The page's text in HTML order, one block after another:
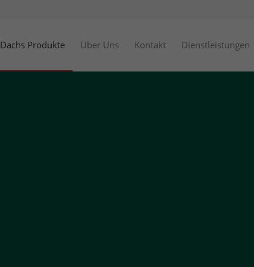
Dachs Produkte Über Uns Kontakt Dienstleistungen